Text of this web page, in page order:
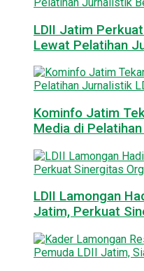
LDII Jatim
Lewat Pelatihan
Kominfo Jatim
Media di
LDII Lamongan
Jatim, Perkuat